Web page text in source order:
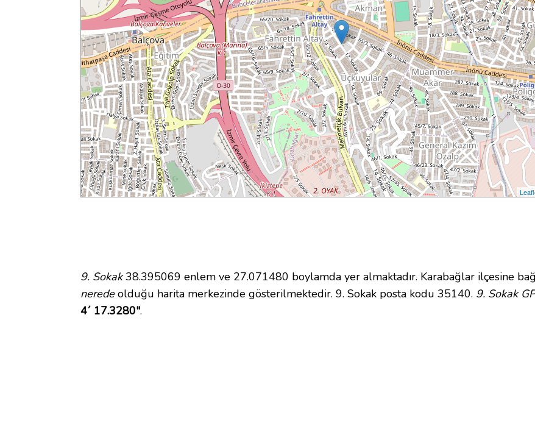
9. Sokak38.395069 enlem ve 27.071480 boylamda yer almaktadır. Karabağlar ilçesine
neredeolduğu harita merkezinde gösterilmektedir. 9. Sokak posta kodu 35140. 9. Sokak
4´ 17.3280".